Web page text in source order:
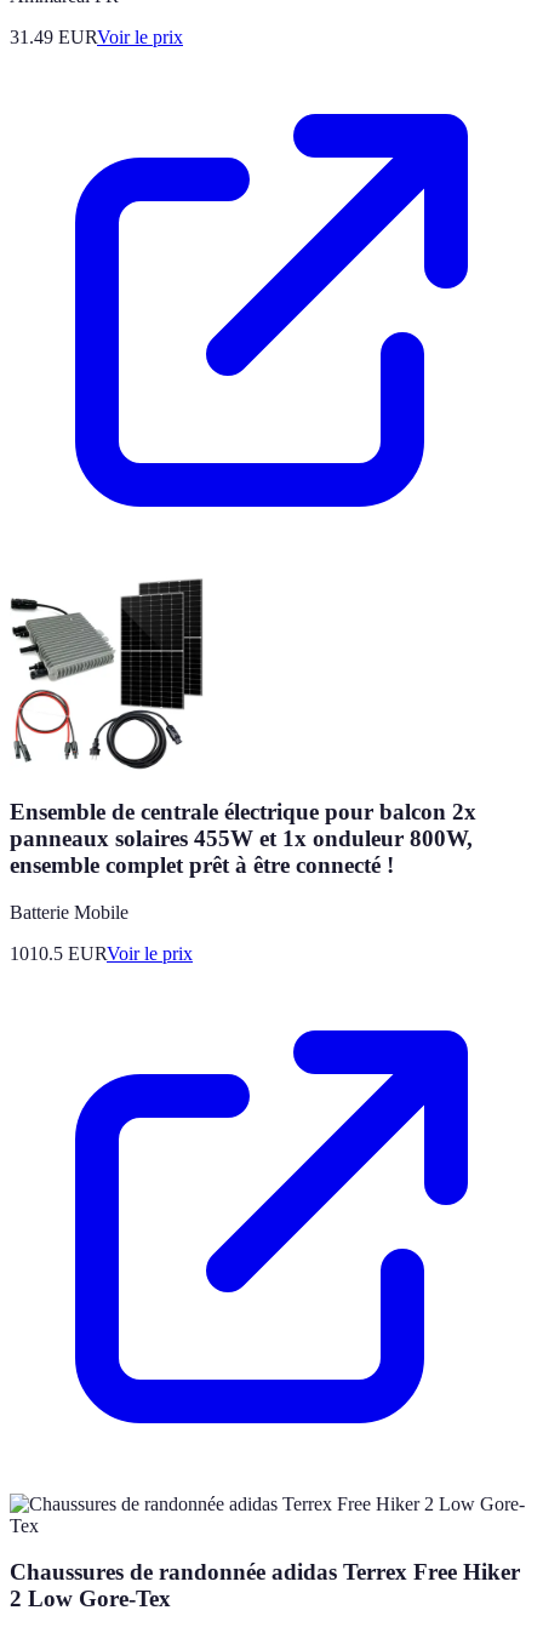
31.49 EURVoir le prix
Ensemble de centrale électrique pour balcon 2x
panneaux solaires 455W et 1x onduleur 800W,
ensemble complet prêt à être connecté !
Batterie Mobile
1010.5 EURVoir le prix
Chaussures de randonnée adidas Terrex Free Hiker
2 Low Gore-Tex